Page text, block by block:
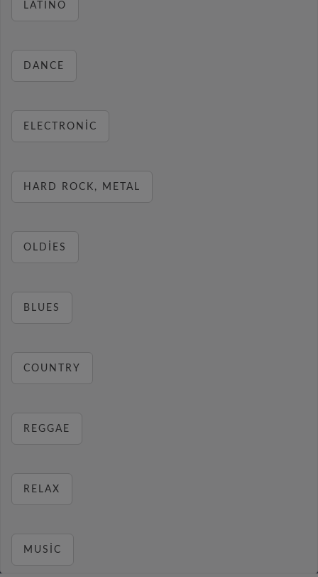
LATINO
DANCE
ELECTRONIC
HARD ROCK, METAL
OLDIES
BLUES
COUNTRY
REGGAE
RELAX
MUSIC